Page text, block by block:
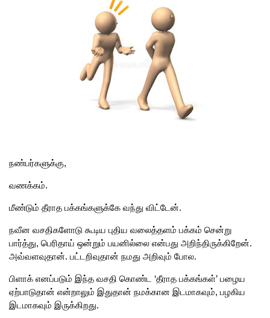
நண்பர்களுக்கு,
வணக்கம்.
மீண்டும் தீராத பக்கங்களுக்கே வந்து விட்டேன்.
நவீன வசதிகளோடு கூடிய புதிய வலைத்தளம் பக்கம் சென்று
பார்த்து, பெரிதாய் ஒன்றும் பயனில்லை என்பது அறிந்திருக்கிறேன்.
அவ்வளவுதான். பட்டறிவுதான் நமது அறிவும் போல.
பிளாக் எனப்படும் இந்த வசதி கொண்ட ‘தீராத பக்கங்கள்’ பழைய
ஏற்பாடுதான் என்றாலும் இதுதான் நமக்கான இடமாகவும், பழகிய
இடமாகவும் இருக்கிறது.